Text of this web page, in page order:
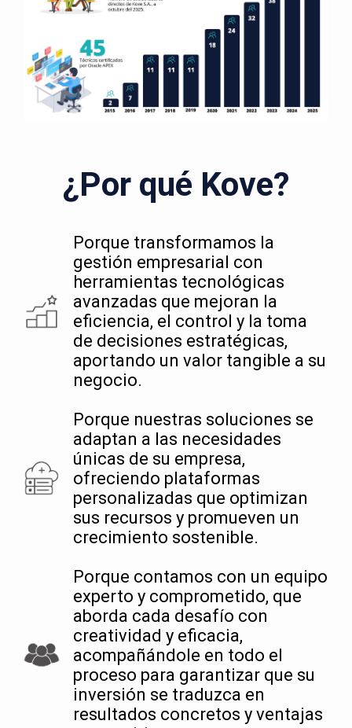
¿Por qué Kove?
Porque transformamos la
gestión empresarial con
herramientas tecnológicas
avanzadas que mejoran la
eficiencia, el control y la toma
de decisiones estratégicas,
aportando un valor tangible a su
negocio.
Porque nuestras soluciones se
adaptan a las necesidades
únicas de su empresa,
ofreciendo plataformas
personalizadas que optimizan
sus recursos y promueven un
crecimiento sostenible.
Porque contamos con un equipo
experto y comprometido, que
aborda cada desafío con
creatividad y eficacia,
acompañándole en todo el
proceso para garantizar que su
inversión se traduzca en
resultados concretos y ventajas